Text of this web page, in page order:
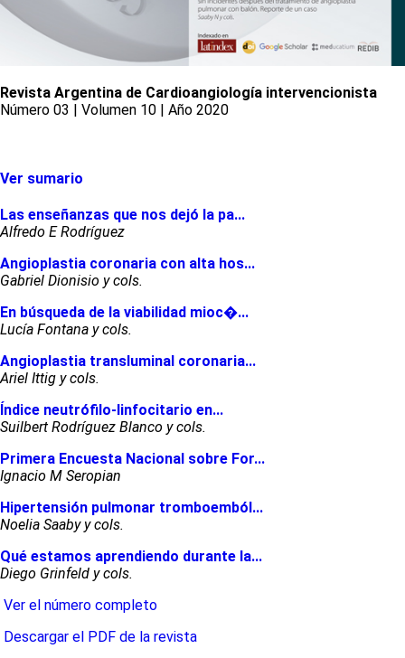
Revista Argentina de Cardioangiología intervencionista
Número 03 | Volumen 10 | Año 2020
Ver sumario
Las enseñanzas que nos dejó la pa...
Alfredo E Rodríguez
Angioplastia coronaria con alta hos...
Gabriel Dionisio y cols.
En búsqueda de la viabilidad mioc�...
Lucía Fontana y cols.
Angioplastia transluminal coronaria...
Ariel Ittig y cols.
Índice neutrófilo-linfocitario en...
Suilbert Rodríguez Blanco y cols.
Primera Encuesta Nacional sobre For...
Ignacio M Seropian
Hipertensión pulmonar tromboemból...
Noelia Saaby y cols.
Qué estamos aprendiendo durante la...
Diego Grinfeld y cols.
Ver el número completo
Descargar el PDF de la revista